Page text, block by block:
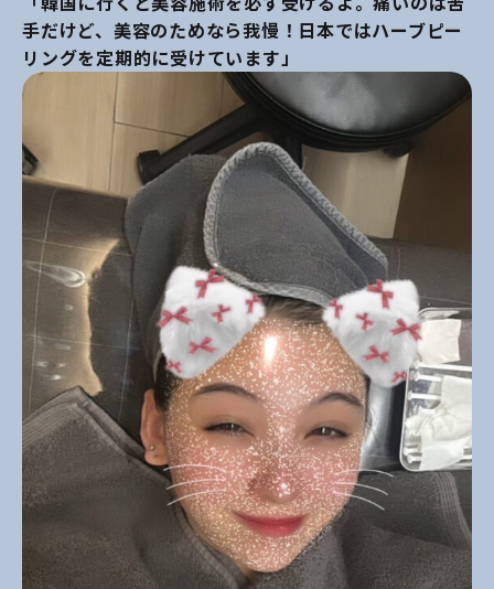
手だけど、美容のためなら我慢！日本ではハーブピー
リングを定期的に受けています」